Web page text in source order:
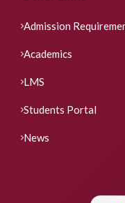
Admission
Academics
LMS
Students Portal
News